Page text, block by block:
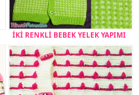
İKİ RENKLİ BEBEK YELEK YAPIMI